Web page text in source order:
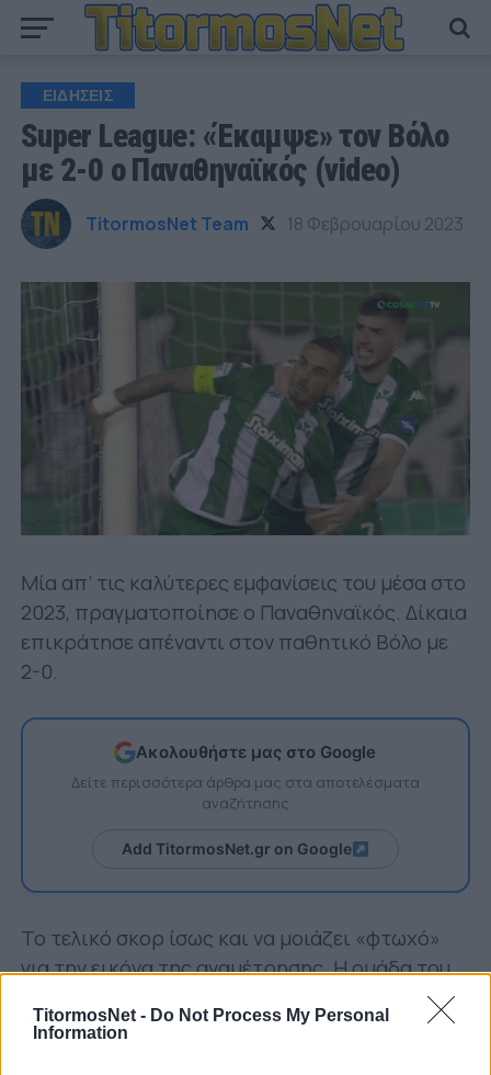
TitormosNet - Do Not Process My Personal
Information
ΕΙΔΗΣΕΙΣ
Super League: «Έκαμψε» τον Βόλο
με 2-0 ο Παναθηναϊκός (video)
TitormosNet Team 18 Φεβρουαρίου 2023
Μία απ’ τις καλύτερες εμφανίσεις του μέσα στο
2023, πραγματοποίησε ο Παναθηναϊκός. Δίκαια
επικράτησε απέναντι στον παθητικό Βόλο με
2-0.
Ακολουθήστε μας στο Google
Δείτε περισσότερα άρθρα μας στα αποτελέσματα
αναζήτησης
Add TitormosNet.gr on Google
Το τελικό σκορ ίσως και να μοιάζει «φτωχό»
για την εικόνα της αναμέτρησης. Η ομάδα του
Ιβάν Γιοβάνοβιτς είχε μεγάλες ευκαιρίες, δύο
δοκάρια, αλλά έφτασε στο σημείο να αγχώνεται.